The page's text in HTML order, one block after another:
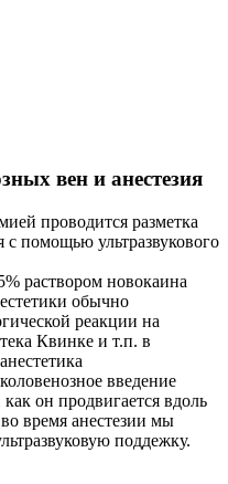
вен и анестезия
проводится разметка
помощью ультразвукового
раствором новокаина
обычно
реакции на
Квинке и т.п. в
введение
он продвигается вдоль
время анестезии мы
поддежку.